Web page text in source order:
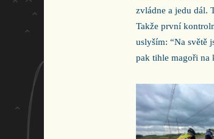
zvládne a jedu dál.
Takže první
uslyším: “Na světě
pak tihle magoři na